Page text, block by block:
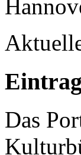
Das